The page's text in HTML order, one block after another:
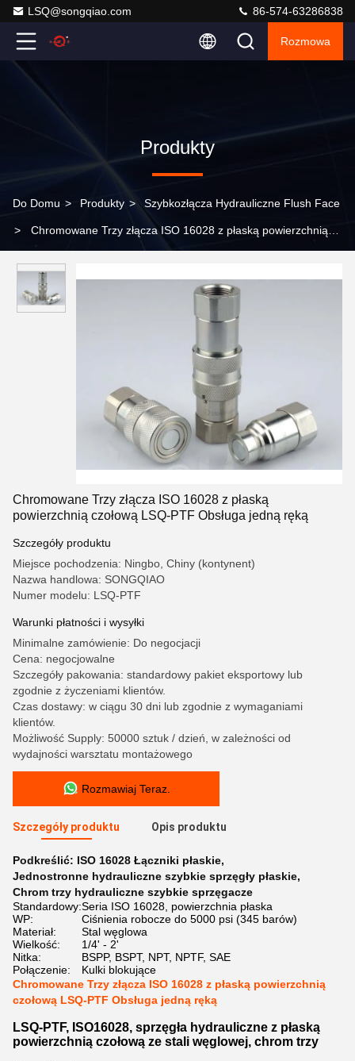
LSQ@songqiao.com 86-574-63286838
Rozmowa
Produkty
Do Domu > Produkty > Szybkozłącza Hydrauliczne Flush Face
> Chromowane Trzy złącza ISO 16028 z płaską powierzchnią
Chromowane Trzy złącza ISO 16028 z płaską
powierzchnią czołową LSQ-PTF Obsługa jedną ręką
Szczegóły produktu
Miejsce pochodzenia: Ningbo, Chiny (kontynent)
Nazwa handlowa: SONGQIAO
Numer modelu: LSQ-PTF
Warunki płatności i wysyłki
Minimalne zamówienie: Do negocjacji
Cena: negocjowalne
Szczegóły pakowania: standardowy pakiet eksportowy lub
zgodnie z życzeniami klientów.
Czas dostawy: w ciągu 30 dni lub zgodnie z wymaganiami
klientów.
Możliwość Supply: 50000 sztuk / dzień, w zależności od
wydajności warsztatu montażowego
Rozmawiaj Teraz.
Szczegóły produktu Opis produktu
Podkreślić: ISO 16028 Łączniki płaskie,
Jednostronne hydrauliczne szybkie sprzęgły płaskie,
Chrom trzy hydrauliczne szybkie sprzęgacze
Standardowy:Seria ISO 16028, powierzchnia płaska
WP:
Ciśnienia robocze do 5000 psi (345 barów)
Materiał:
Stal węglowa
Wielkość:
1/4' - 2'
Nitka:
BSPP, BSPT, NPT, NPTF, SAE
Połączenie:
Kulki blokujące
Chromowane Trzy złącza ISO 16028 z płaską powierzchnią
czołową LSQ-PTF Obsługa jedną ręką
LSQ-PTF, ISO16028, sprzęgła hydrauliczne z płaską
powierzchnią czołową ze stali węglowej, chrom trzy